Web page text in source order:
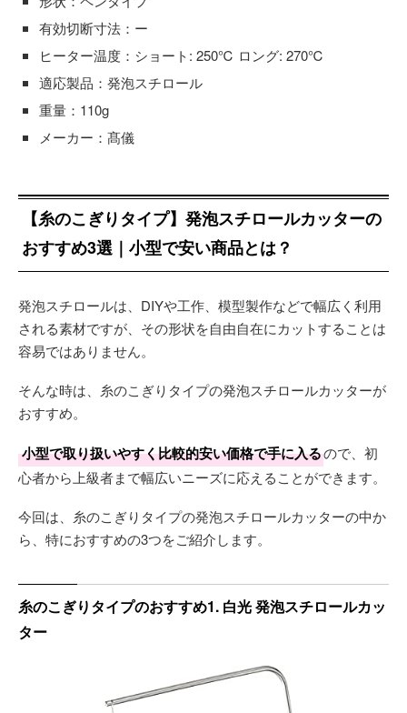
有効切断寸法：ー
ヒーター温度：ショート: 250℃ ロング: 270℃
適応製品：発泡スチロール
重量：110g
メーカー：髙儀
【糸のこぎりタイプ】発泡スチロールカッターの
おすすめ3選｜小型で安い商品とは？
発泡スチロールは、DIYや工作、模型製作などで幅広く利用
される素材ですが、その形状を自由自在にカットすることは
容易ではありません。
そんな時は、糸のこぎりタイプの発泡スチロールカッターが
おすすめ。
小型で取り扱いやすく比較的安い価格で手に入るので、初
心者から上級者まで幅広いニーズに応えることができます。
今回は、糸のこぎりタイプの発泡スチロールカッターの中か
ら、特におすすめの3つをご紹介します。
糸のこぎりタイプのおすすめ1. 白光 発泡スチロールカッ
ター